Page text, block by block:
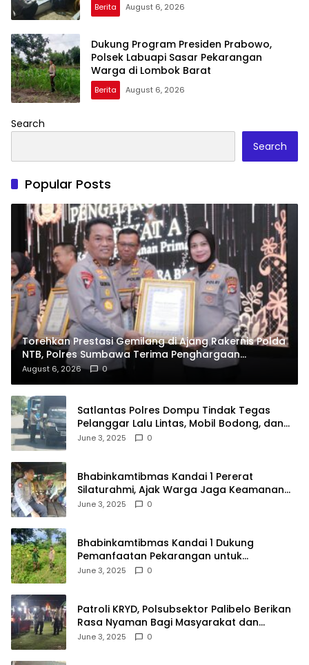
Berita August 6, 2026
Dukung Program Presiden Prabowo,
Polsek Labuapi Sasar Pekarangan
Warga di Lombok Barat
Berita August 6, 2026
Search
Search
Popular Posts
Torehkan Prestasi Gemilang di Ajang Rakernis Polda
NTB, Polres Sumbawa Terima Penghargaan
Pelayanan Prima Kapolri
August 6, 2026 0
Satlantas Polres Dompu Tindak Tegas
Pelanggar Lalu Lintas, Mobil Bodong, dan
Kendaraan Tak Bayar Pajak
June 3, 2025 0
Bhabinkamtibmas Kandai 1 Pererat
Silaturahmi, Ajak Warga Jaga Keamanan
Lingkungan
June 3, 2025 0
Bhabinkamtibmas Kandai 1 Dukung
Pemanfaatan Pekarangan untuk
Ketahanan Pangan Menuju Indonesia Emas
June 3, 2025 0
Patroli KRYD, Polsubsektor Palibelo Berikan
Rasa Nyaman Bagi Masyarakat dan
Antisipasi Aksi Menjurus Premanisme
June 3, 2025 0